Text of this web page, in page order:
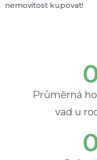
nemovitost kupovat!
Průměrná
vad u